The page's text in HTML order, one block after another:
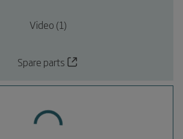
Video (1)
Spare parts